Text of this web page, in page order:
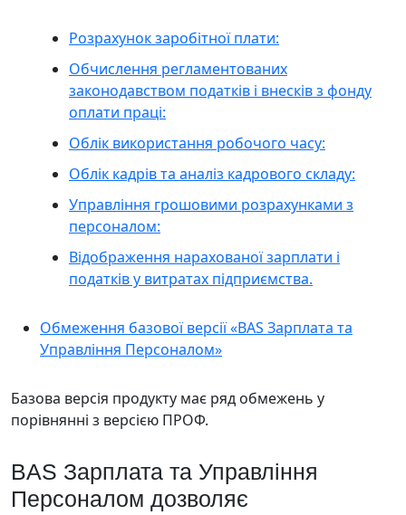
Розрахунок заробітної плати:
Обчислення регламентованих
законодавством податків і внесків з фонду
оплати праці:
Облік використання робочого часу:
Облік кадрів та аналіз кадрового складу:
Управління грошовими розрахунками з
персоналом:
Відображення нарахованої зарплати і
податків у витратах підприємства.
Обмеження базової версії «BAS Зарплата та
Управління Персоналом»
Базова версія продукту має ряд обмежень у
порівнянні з версією ПРОФ.
BAS Зарплата та Управління
Персоналом дозволяє